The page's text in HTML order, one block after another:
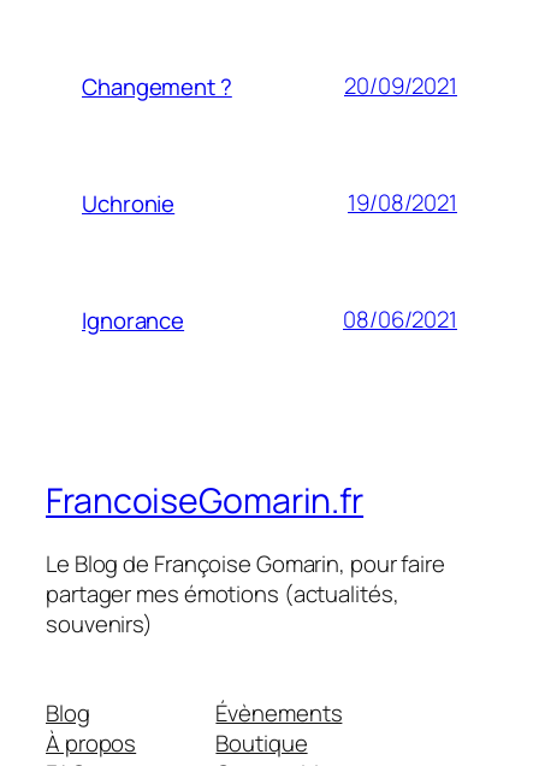
Changement ? 20/09/2021
Uchronie 19/08/2021
Ignorance 08/06/2021
FrancoiseGomarin.fr
Le Blog de Françoise Gomarin, pour faire
partager mes émotions (actualités,
souvenirs)
Blog
À propos
Évènements
Boutique